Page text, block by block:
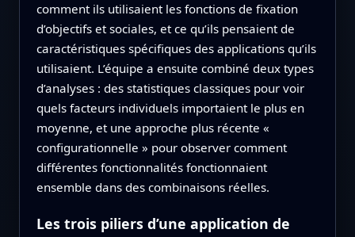
comment ils utilisaient les fonctions de fixation
d’objectifs et sociales, et ce qu’ils pensaient de
caractéristiques spécifiques des applications qu’ils
utilisaient. L’équipe a ensuite combiné deux types
d’analyses : des statistiques classiques pour voir
quels facteurs individuels importaient le plus en
moyenne, et une approche plus récente «
configurationnelle » pour observer comment
différentes fonctionnalités fonctionnaient
ensemble dans des combinaisons réelles.
Les trois piliers d’une application de